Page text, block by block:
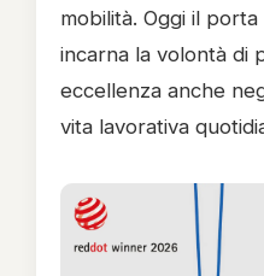
mobilità. Oggi il
incarna la volontà di
eccellenza anche
vita lavorativa